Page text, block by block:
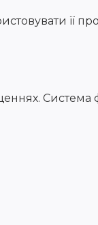
її
Система